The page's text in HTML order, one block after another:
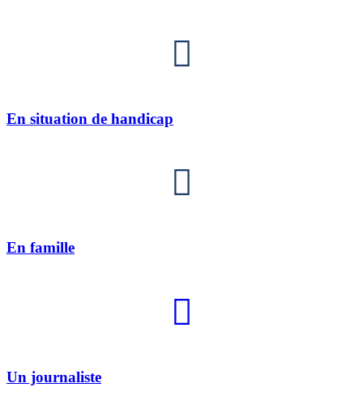
En situation de handicap
En famille
Un journaliste